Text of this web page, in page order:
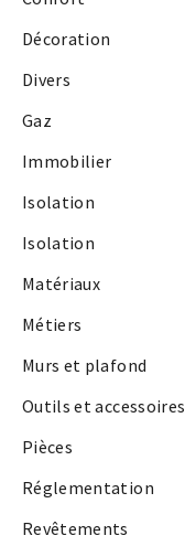
Décoration
Divers
Gaz
Immobilier
Isolation
Isolation
Matériaux
Métiers
Murs et plafond
Outils et accessoires
Pièces
Réglementation
Revêtements